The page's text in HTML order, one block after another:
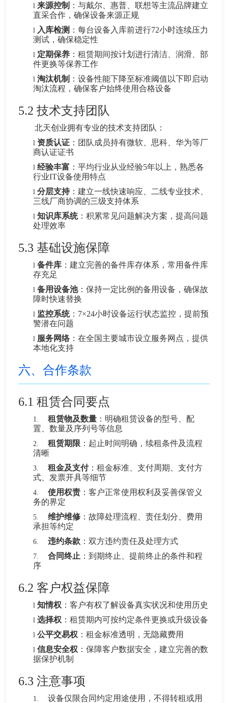
l 来源控制 ：与戴尔、惠普、联想等主流品牌建立
直采合作，确保设备来源正规
l 入库检测 ：每台设备入库前进行72小时连续压力
测试，确保稳定性
l 定期保养 ：租赁期间按计划进行清洁、润滑、部
件更换等保养工作
l 淘汰机制 ：设备性能下降至标准阈值以下即启动
淘汰流程，确保客户始终使用合格设备
5.2 技术支持团队
北天创业拥有专业的技术支持团队：
l 资质认证 ：团队成员持有微软、思科、华为等厂
商认证证书
l 经验丰富 ：平均行业从业经验5年以上，熟悉各
行业IT设备使用特点
l 分层支持：建立一线快速响应、二线专业技术、
三线厂商协调的三级支持体系
l 知识库系统：积累常见问题解决方案，提高问题
处理效率
5.3 基础设施保障
l 备件库 ：建立完善的备件库存体系，常用备件库
存充足
l 备用设备池：保持一定比例的备用设备，确保故
障时快速替换
l 监控系统：7×24小时设备运行状态监控，提前预
警潜在问题
l 服务网络：在全国主要城市设立服务网点，提供
本地化支持
六、合作条款
6.1 租赁合同要点
1. 租赁物及数量 ：明确租赁设备的型号、配
置、数量及序列号等信息
2. 租赁期限 ：起止时间明确，续租条件及流程
清晰
3. 租金及支付：租金标准、支付周期、支付方
式、发票开具等细节
4. 使用权责 ：客户正常使用权利及妥善保管义
务的界定
5. 维护维修 ：故障处理流程、责任划分、费用
承担等约定
6. 违约条款 ：双方违约责任及处理方式
7. 合同终止 ：到期终止、提前终止的条件和程
序
6.2 客户权益保障
l 知情权 ：客户有权了解设备真实状况和使用历史
l 选择权 ：租赁期内可按约定条件更换或升级设备
l 公平交易权 ：租金标准透明，无隐藏费用
l 信息安全权 ：保障客户数据安全，建立完善的数
据保护机制
6.3 注意事项
1.
设备仅限合同约定用途使用，不得转租或用